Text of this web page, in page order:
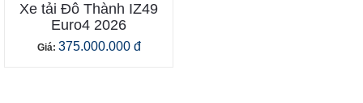
Xe tải Đô Thành IZ49
Euro4 2026
Giá: 375.000.000 đ